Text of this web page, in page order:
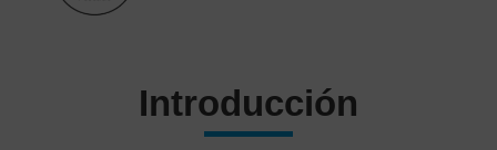
Introducción